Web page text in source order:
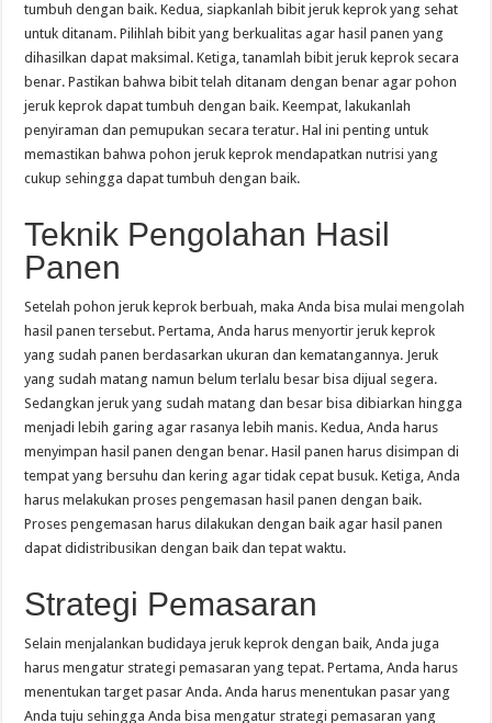
tumbuh dengan baik. Kedua, siapkanlah bibit jeruk keprok yang sehat
untuk ditanam. Pilihlah bibit yang berkualitas agar hasil panen yang
dihasilkan dapat maksimal. Ketiga, tanamlah bibit jeruk keprok secara
benar. Pastikan bahwa bibit telah ditanam dengan benar agar pohon
jeruk keprok dapat tumbuh dengan baik. Keempat, lakukanlah
penyiraman dan pemupukan secara teratur. Hal ini penting untuk
memastikan bahwa pohon jeruk keprok mendapatkan nutrisi yang
cukup sehingga dapat tumbuh dengan baik.
Teknik Pengolahan Hasil
Panen
Setelah pohon jeruk keprok berbuah, maka Anda bisa mulai mengolah
hasil panen tersebut. Pertama, Anda harus menyortir jeruk keprok
yang sudah panen berdasarkan ukuran dan kematangannya. Jeruk
yang sudah matang namun belum terlalu besar bisa dijual segera.
Sedangkan jeruk yang sudah matang dan besar bisa dibiarkan hingga
menjadi lebih garing agar rasanya lebih manis. Kedua, Anda harus
menyimpan hasil panen dengan benar. Hasil panen harus disimpan di
tempat yang bersuhu dan kering agar tidak cepat busuk. Ketiga, Anda
harus melakukan proses pengemasan hasil panen dengan baik.
Proses pengemasan harus dilakukan dengan baik agar hasil panen
dapat didistribusikan dengan baik dan tepat waktu.
Strategi Pemasaran
Selain menjalankan budidaya jeruk keprok dengan baik, Anda juga
harus mengatur strategi pemasaran yang tepat. Pertama, Anda harus
menentukan target pasar Anda. Anda harus menentukan pasar yang
Anda tuju sehingga Anda bisa mengatur strategi pemasaran yang